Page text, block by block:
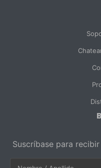
Suscríbase para